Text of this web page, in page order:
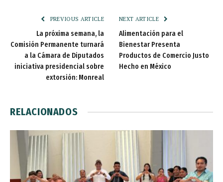
PREVIOUS ARTICLE
La próxima semana, la
Comisión Permanente turnará
a la Cámara de Diputados
iniciativa presidencial sobre
extorsión: Monreal
NEXT ARTICLE
Alimentación para el
Bienestar Presenta
Productos de Comercio Justo
Hecho en México
RELACIONADOS